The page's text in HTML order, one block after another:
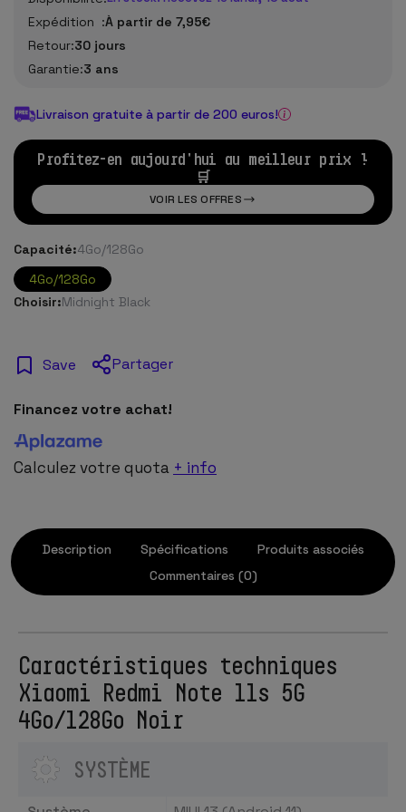
Expédition :À partir de 7,95€
Retour:30 jours
Garantie:3 ans
Livraison gratuite à partir de 200 euros!
Profitez-en aujourd'hui au meilleur prix !
🛒
VOIR LES OFFRES
Capacité:4Go/128Go
4Go/128Go
Choisir:Midnight Black
Save Partager
Financez votre achat!
Calculez votre quota + info
Description Spécifications
Produits associés
Commentaires (0)
Caractéristiques techniques
Xiaomi Redmi Note 11s 5G
4Go/128Go Noir
SYSTÈME